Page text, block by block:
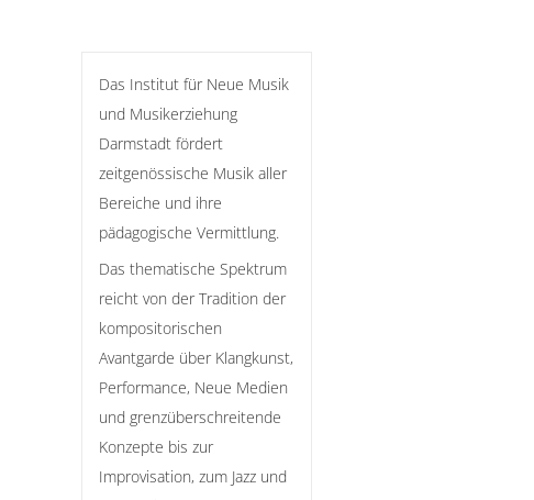
Das Institut für Neue Musik
und Musikerziehung
Darmstadt fördert
zeitgenössische Musik aller
Bereiche und ihre
pädagogische Vermittlung.
Das thematische Spektrum
reicht von der Tradition der
kompositorischen
Avantgarde über Klangkunst,
Performance, Neue Medien
und grenzüberschreitende
Konzepte bis zur
Improvisation, zum Jazz und